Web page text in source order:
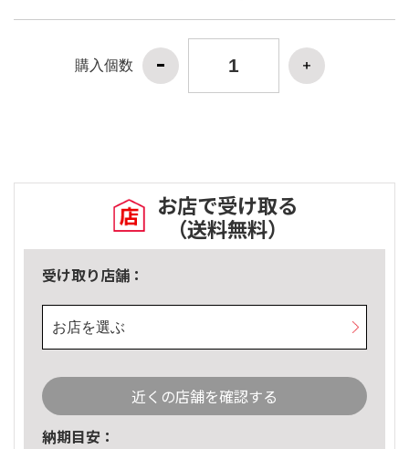
購入個数
お店で受け取る
（送料無料）
受け取り店舗：
お店を選ぶ
近くの店舗を確認する
納期目安：